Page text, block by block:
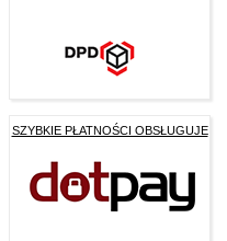
SZYBKIE PŁATNOŚCI OBSŁUGUJE